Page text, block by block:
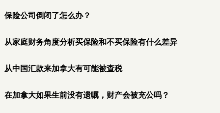
保险公司倒闭了怎么办？
从家庭财务角度分析买保险和不买保险有什么差异
从中国汇款来加拿大有可能被查税
在加拿大如果生前没有遗嘱，财产会被充公吗？